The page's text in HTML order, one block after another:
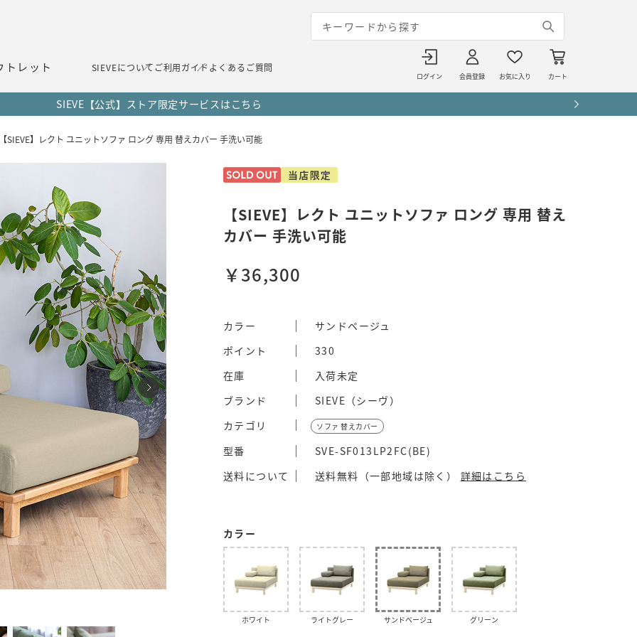
トレット SIEVEについて ご利用ガイドよくあるご質問
ログイン 会員登録 お気に入り カート
5,500円(税込)以上で送料無料（一部地域除く）
SIEVE】レクト ユニットソファ ロング 専用 替えカバー 手洗い可能
【SIEVE】レクト ユニットソファ ロング 専用 替え
カバー 手洗い可能
￥36,300
カラー
サンドベージュ
ポイント
330
在庫
入荷未定
ブランド
SIEVE（シーヴ）
カテゴリ
ソファ 替えカバー
型番
SVE-SF013LP2FC(BE)
送料について
送料無料（一部地域は除く） 詳細はこちら
カラー
ホワイト ライトグレー サンドベージュ グリーン